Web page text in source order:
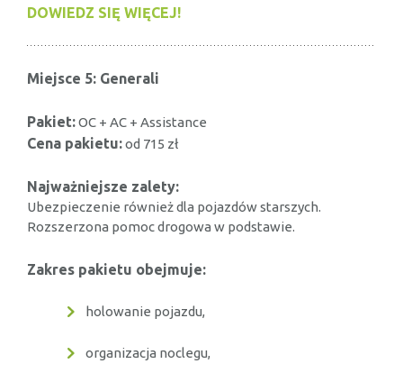
DOWIEDZ SIĘ WIĘCEJ!
Miejsce 5: Generali
Pakiet:OC + AC + Assistance
Cena pakietu:od 715 zł
Najważniejsze zalety:
Ubezpieczenie również dla pojazdów starszych.
Rozszerzona pomoc drogowa w podstawie.
Zakres pakietu obejmuje:
holowanie pojazdu,
organizacja noclegu,